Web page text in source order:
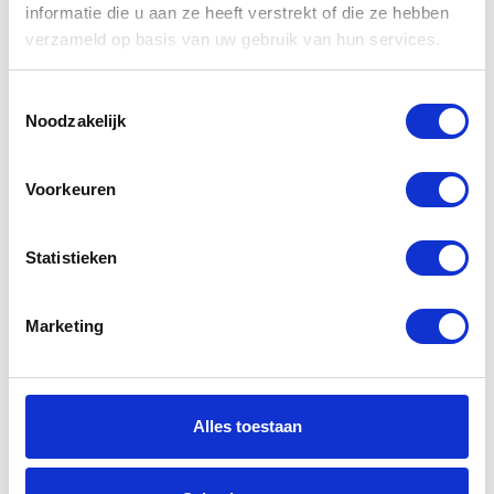
informatie die u aan ze heeft verstrekt of die ze hebben
verzameld op basis van uw gebruik van hun services.
Noodzakelijk
Voorkeuren
Statistieken
Marketing
Alles toestaan
producten
Replica
549,99
Oorspronkelijke
prijs
Huidige
prijs
-35%
Matador Black
prijs
€169,00
prijs